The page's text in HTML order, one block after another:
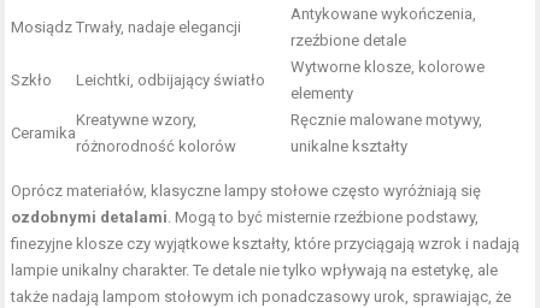
Mosiądz Trwały, nadaje elegancji
Antykowane wykończenia,
rzeźbione detale
Szkło Leichtki, odbijającyświatło
Wytworne klosze, kolorowe
elementy
Ceramika
Kreatywne wzory,
różnorodność kolorów
Ręcznie malowane motywy,
unikalne kształty
Oprócz materiałów, klasyczne lampy stołowe często wyróżniają się
ozdobnymi detalami. Mogą to być misternie rzeźbione podstawy,
finezyjne klosze czy wyjątkowe kształty, które przyciągają wzrok i nadają
lampie unikalny charakter. Te detale nie tylko wpływają na estetykę, ale
także nadają lampom stołowym ich ponadczasowy urok, sprawiając, że